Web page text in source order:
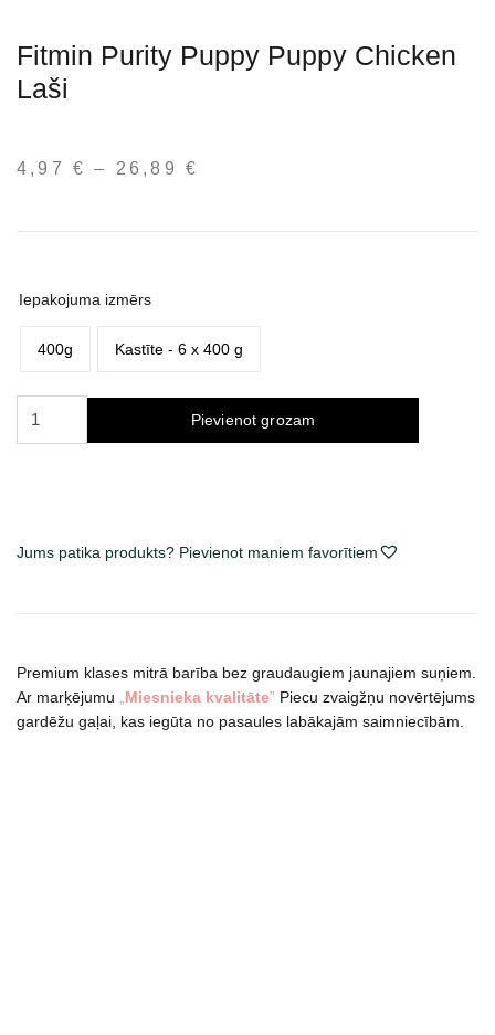
Fitmin Purity Puppy Puppy Chicken
Laši
4,97 € – 26,89€
Iepakojuma izmērs
400g Kastīte - 6 x 400 g
Fitmin
šuniukams
Pievienot grozam
Jums patika produkts? Pievienot maniem favorītiem
Premium klases mitrā barība bez graudaugiem jaunajiem suņiem.
Ar marķējumu „Miesnieka kvalitāte” Piecu zvaigžņu novērtējums
gardēžu gaļai, kas iegūta no pasaules labākajām saimniecībām.